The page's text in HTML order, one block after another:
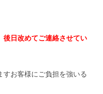
後日改めてご連絡させてい
お客様にご負担を強いる